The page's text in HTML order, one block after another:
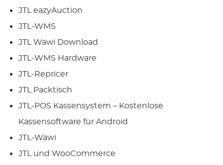
JTL eazyAuction
JTL-WMS
JTL Wawi Download
JTL-WMS Hardware
JTL-Repricer
JTL Packtisch
JTL-POS Kassensystem – Kostenlose
Kassensoftware für Android
JTL-Wawi
JTL und WooCommerce